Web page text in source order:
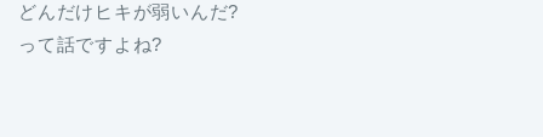
どんだけヒキが弱いんだ?
って話ですよね?